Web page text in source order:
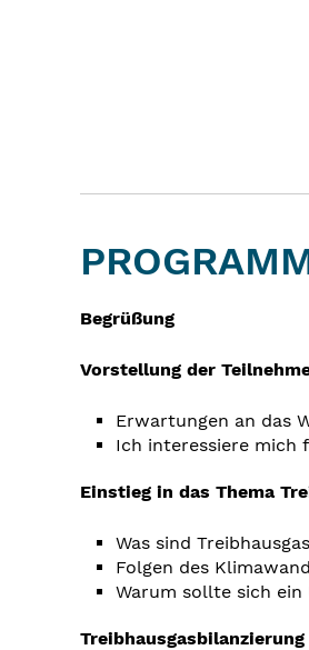
Begrüßung
Vorstellung der
Erwartungen an das
Ich interessiere mich
Einstieg in das Thema
Was sind
Folgen des
Warum sollte sich